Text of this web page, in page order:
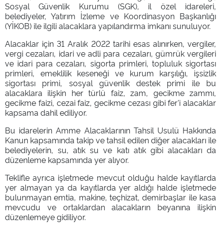
Sosyal Güvenlik Kurumu (SGK), il özel idareleri,
belediyeler, Yatırım İzleme ve Koordinasyon Başkanlığı
(YİKOB) ile ilgili alacaklara yapılandırma imkanı sunuluyor.
Alacaklar için 31 Aralık 2022 tarihi esas alınırken, vergiler,
vergi cezaları, idari ve adli para cezaları, gümrük vergileri
ve idari para cezaları, sigorta primleri, topluluk sigortası
primleri, emeklilik keseneği ve kurum karşılığı, işsizlik
sigortası primi, sosyal güvenlik destek primi ile bu
alacaklara ilişkin her türlü faiz, zam, gecikme zammı,
gecikme faizi, cezai faiz, gecikme cezası gibi fer'i alacaklar
kapsama dahil ediliyor.
Bu idarelerin Amme Alacaklarının Tahsil Usulü Hakkında
Kanun kapsamında takip ve tahsil edilen diğer alacakları ile
belediyelerin, su, atık su ve katı atık gibi alacakları da
düzenleme kapsamında yer alıyor.
Teklifle ayrıca işletmede mevcut olduğu halde kayıtlarda
yer almayan ya da kayıtlarda yer aldığı halde işletmede
bulunmayan emtia, makine, teçhizat, demirbaşlar ile kasa
mevcudu ve ortaklardan alacakların beyanına ilişkin
düzenlemeye gidiliyor.